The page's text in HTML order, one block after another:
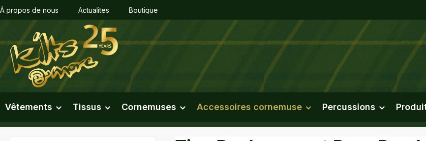
au contenu principal
Passer à la recherche
Passer à la navigation principale
À propos de nous Actualites Boutique
Vêtements Tissus Cornemuses Accessoires cornemuse Percussions